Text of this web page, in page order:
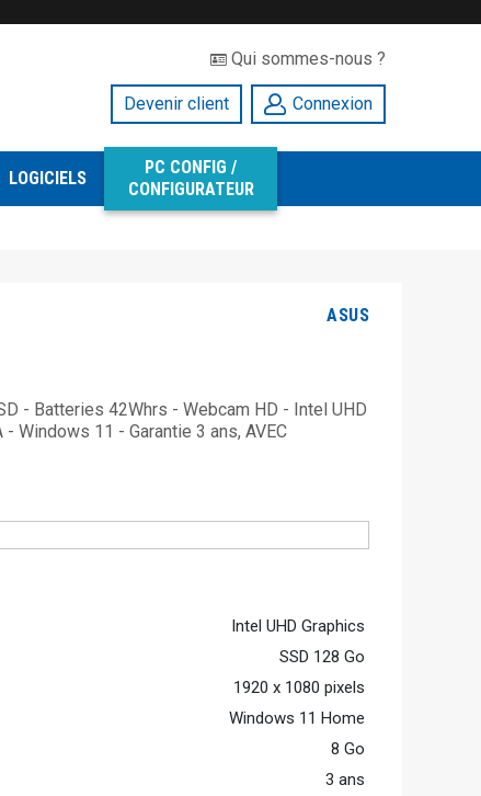
Qui sommes-nous ?
Devenir client Connexion
LOGICIELS
PC CONFIG /
CONFIGURATEUR
ASUS
- Batteries 42Whrs - Webcam HD - Intel UHD
Windows 11 - Garantie 3 ans, AVEC
Intel UHD Graphics
SSD 128 Go
1920 x 1080 pixels
Windows 11 Home
8 Go
3 ans